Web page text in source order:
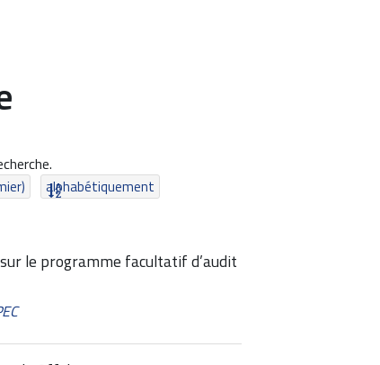
alphabétiquement
le programme facultatif d’audit